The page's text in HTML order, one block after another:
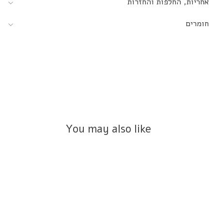
חומרים
You may also like